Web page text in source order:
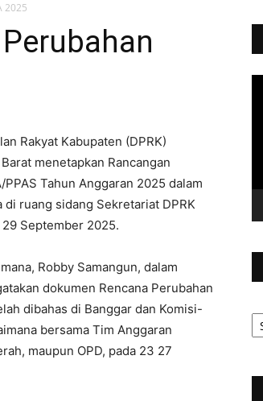
2025
Rakyat Kabupaten (DPRK)
menetapkan Rancangan
PPAS Tahun Anggaran 2025 dalam
di ruang sidang Sekretariat DPRK
September 2025.
Robby Samangun, dalam
dokumen Rencana Perubahan
dibahas di Banggar dan Komisi-
bersama Tim Anggaran
maupun OPD, pada 23 27